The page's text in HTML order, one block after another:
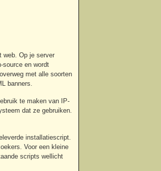
web. Op je server
en wordt
met alle soorten
banners.
te maken van IP-
dat ze gebruiken.
installatiescript.
Voor een kleine
scripts wellicht